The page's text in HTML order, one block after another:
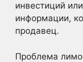
инвестиций
информации,
продавец.
Проблема